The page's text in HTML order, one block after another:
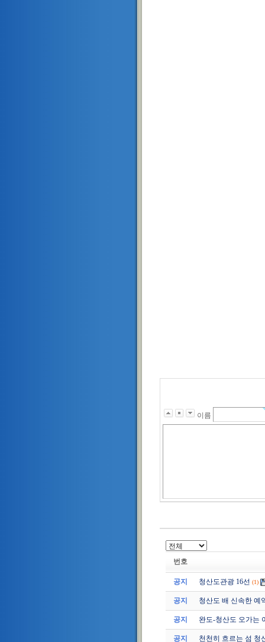
이름
번호
공지 청산도관광 16선 (1)
공지 청산도 배 신속한 예
공지 완도-청산도 오가는
공지 천천히 흐르는 섬 청